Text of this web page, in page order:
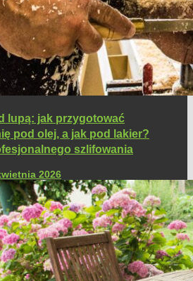
lupą: jak przygotować
pod olej, a jak pod lakier?
szlifowania
2026